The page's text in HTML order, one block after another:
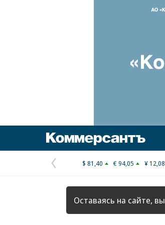
Предыдущая
страница
$ 81,40 € 94,05 ¥ 12,08
Оставаясь на сайте,